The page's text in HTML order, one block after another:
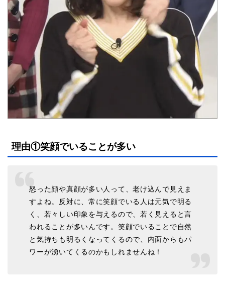
理由①笑顔でいることが多い
怒った顔や真顔が多い人って、老け込んで見えま
すよね。反対に、常に笑顔でいる人は元気で明る
く、若々しい印象を与えるので、若く見えると言
われることが多いんです。笑顔でいることで自然
と気持ちも明るくなってくるので、内面からもパ
ワーが湧いてくるのかもしれませんね！